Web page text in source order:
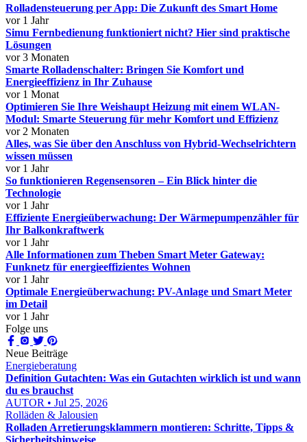
Rolladensteuerung per App: Die Zukunft des Smart Home
vor 1 Jahr
Simu Fernbedienung funktioniert nicht? Hier sind praktische
Lösungen
vor 3 Monaten
Smarte Rolladenschalter: Bringen Sie Komfort und
Energieeffizienz in Ihr Zuhause
vor 1 Monat
Optimieren Sie Ihre Weishaupt Heizung mit einem WLAN-
Modul: Smarte Steuerung für mehr Komfort und Effizienz
vor 2 Monaten
Alles, was Sie über den Anschluss von Hybrid-Wechselrichtern
wissen müssen
vor 1 Jahr
So funktionieren Regensensoren – Ein Blick hinter die
Technologie
vor 1 Jahr
Effiziente Energieüberwachung: Der Wärmepumpenzähler für
Ihr Balkonkraftwerk
vor 1 Jahr
Alle Informationen zum Theben Smart Meter Gateway:
Funknetz für energieeffizientes Wohnen
vor 1 Jahr
Optimale Energieüberwachung: PV-Anlage und Smart Meter
im Detail
vor 1 Jahr
Folge uns
Neue Beiträge
Energieberatung
Definition Gutachten: Was ein Gutachten wirklich ist und wann
du es brauchst
AUTOR • Jul 25, 2026
Rolläden & Jalousien
Rolladen Arretierungsklammern montieren: Schritte, Tipps &
Sicherheitshinweise